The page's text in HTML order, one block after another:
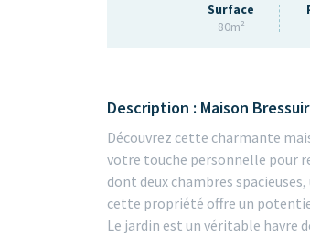
Surface
80m²
Description : Maison
Découvrez cette charmante
votre touche personnelle pour
dont deux chambres
cette propriété offre un
Le jardin est un véritable havre